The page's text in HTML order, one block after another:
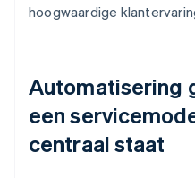
hoogwaardige
Automatisering
een
centraal staat